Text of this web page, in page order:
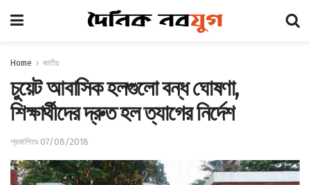
Home জাতীয়
চুয়েট আবাসিক হলগুলো বন্ধ ঘোষণা,
শিক্ষার্থীদের দ্রুত হল ত্যাগের নির্দেশ
প্রকাশিতঃ 07/08/2018